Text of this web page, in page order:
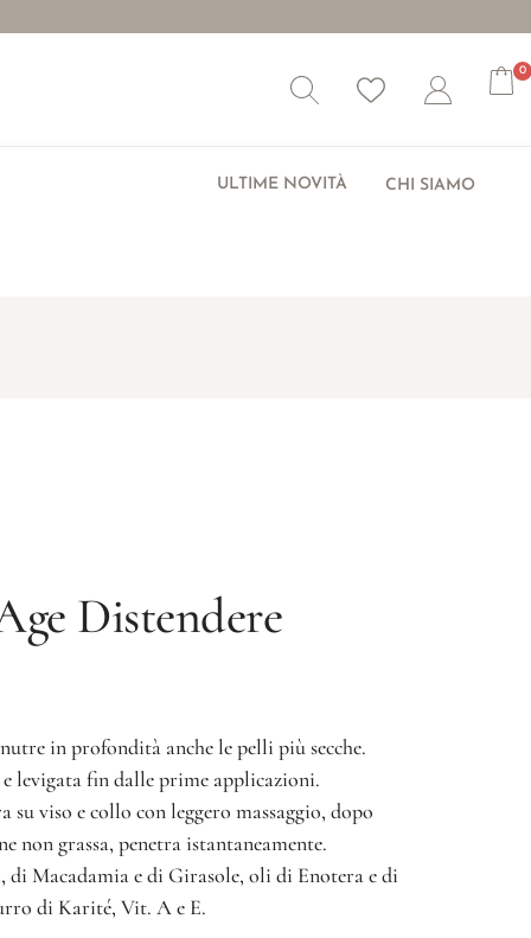
Wishlist Account
0
ULTIME NOVITÀ CHI SIAMO
Distendere
in profondità anche le pelli più secche.
levigata fin dalle prime applicazioni.
su viso e collo con leggero massaggio, dopo
non grassa, penetra istantaneamente.
Macadamia e di Girasole, oli di Enotera e di
di Karité, Vit. A e E.